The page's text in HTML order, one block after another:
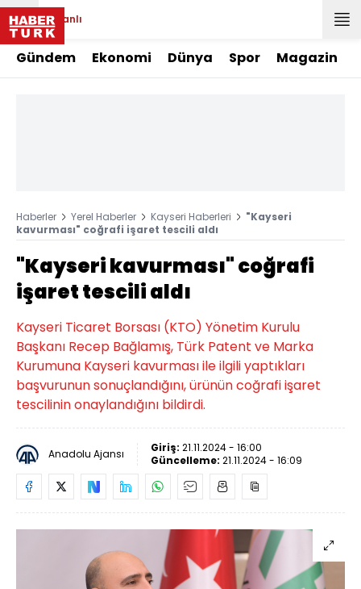
Canlı
Gündem Ekonomi Dünya Spor Magazin
Haberler Yerel Haberler Kayseri Haberleri
"Kayseri
kavurması" coğrafi işaret tescili aldı
"Kayseri kavurması" coğrafi
işaret tescili aldı
Kayseri Ticaret Borsası (KTO) Yönetim Kurulu
Başkanı Recep Bağlamış, Türk Patent ve Marka
Kurumuna Kayseri kavurması ile ilgili yaptıkları
başvurunun sonuçlandığını, ürünün coğrafi işaret
tescilinin onaylandığını bildirdi.
Anadolu Ajansı Giriş: 21.11.2024 - 16:00
Güncelleme: 21.11.2024 - 16:09